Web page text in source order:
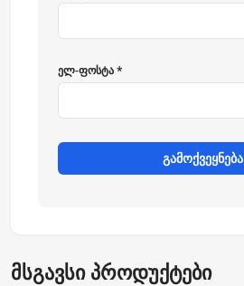
ელ-ფოსტა *
გამოქვეყნება
მსგავსი პროდუქტები